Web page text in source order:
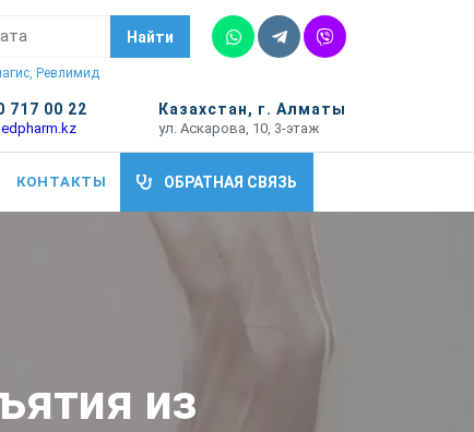
Найти
Ревлимид
WhatsappTelegram
Vber
717 00 22 Казахстан, г. Алматы
ул. Аскарова, 10, 3-этаж
КОНТАКТЫ ОБРАТНАЯ СВЯЗЬ
из